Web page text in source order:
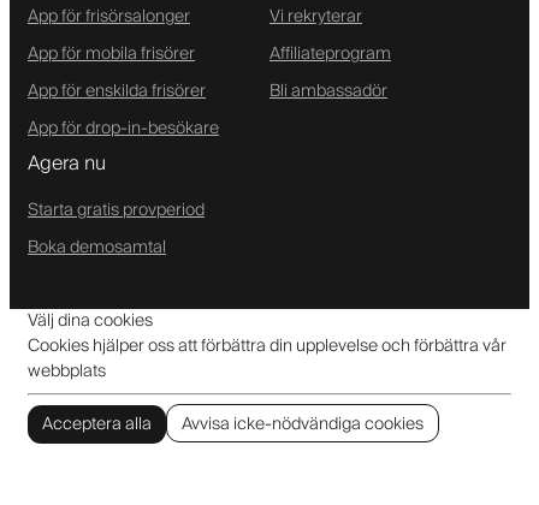
App för frisörsalonger
App för mobila frisörer
App för enskilda frisörer
App för drop-in-besökare
Vi rekryterar
Affiliateprogram
Bli ambassadör
Agera nu
Starta gratis provperiod
Boka demosamtal
Välj dina cookies
Cookies hjälper oss att förbättra din upplevelse och förbättra vår
webbplats
Acceptera alla
Avvisa icke-nödvändiga cookies